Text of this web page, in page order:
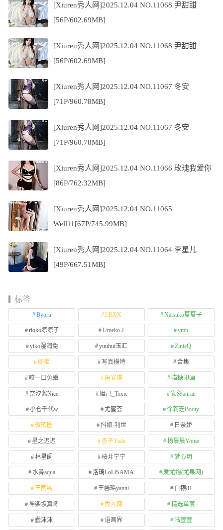
[Xiuren秀人网]2025.12.04 NO.11068 尹甜甜
[56P/602.69MB]
[Xiuren秀人网]2025.12.04 NO.11068 尹甜甜
[56P/602.69MB]
[Xiuren秀人网]2025.12.04 NO.11067 冬安
[71P/960.78MB]
[Xiuren秀人网]2025.12.04 NO.11067 冬安
[71P/960.78MB]
[Xiuren秀人网]2025.12.04 NO.11066 玫瑰我爱你
[86P/762.32MB]
[Xiuren秀人网]2025.12.04 NO.11065
Well11[67P/745.99MB]
[Xiuren秀人网]2025.12.04 NO.11064 李星儿
[49P/667.51MB]
标签
Byoru LRXX Natsuko夏夏子
rioko凉凉子 Umeko J vmb
yiko湿润兔 yuuhui玉汇 ZinieQ
丽柜 写真模特 合集
咬一口兔娘 唐安琪 喵糖印画
奈汐酱Nice 妲己_Toxic 安然anran
小仓千代w 尤蜜荟 徐莉芝Booty
微密圈 抖娘-利世 日奈娇
星之迟迟 杏子Yada 杨晨晨Yome
林星阑 桜井宁宁 梦心玥
水淼aqua 洛璃LoLiSAMA 爱尤物(尤果网)
王雨纯 王馨瑶yanni 白银81
神楽坂真冬 秀人网 精选单套
蠢沫沫 语画界 陆萱萱